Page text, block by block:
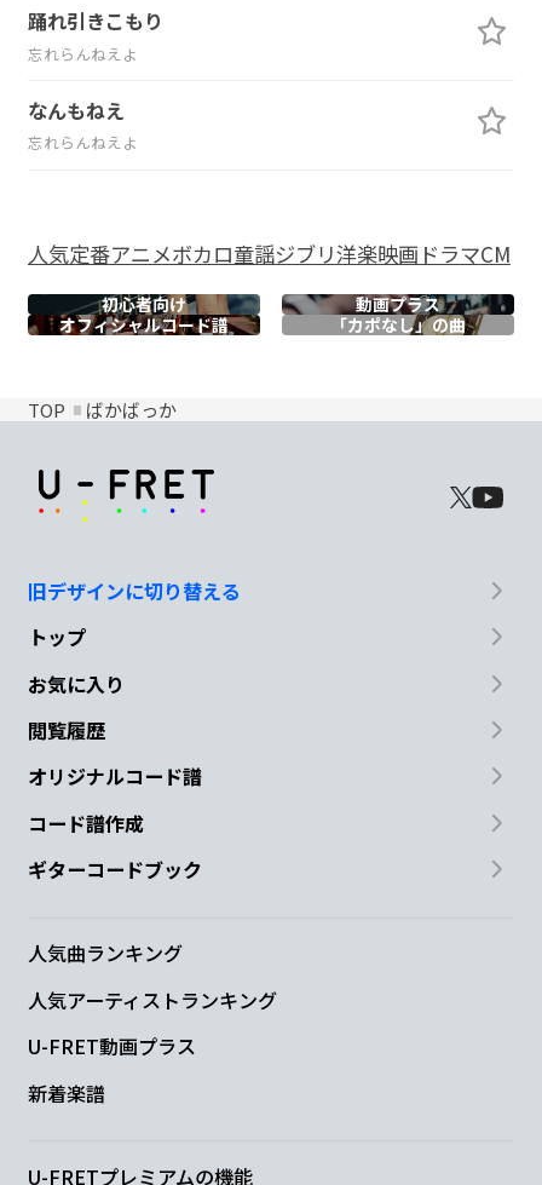
踊れ引きこもり
忘れらんねえよ
なんもねえ
忘れらんねえよ
人気定番アニメボカロ童謡ジブリ洋楽映画ドラマCM
初心者向け
動画プラス
オフィシャルコード譜 「カポなし」の曲
TOP ばかばっか
旧デザインに切り替える
トップ
お気に入り
閲覧履歴
オリジナルコード譜
コード譜作成
ギターコードブック
人気曲ランキング
人気アーティストランキング
U-FRET動画プラス
新着楽譜
U-FRETプレミアムの機能